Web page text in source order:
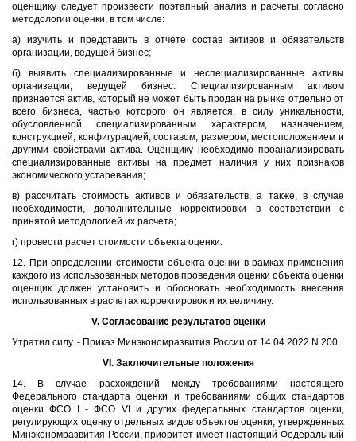
оценщику следует произвести поэтапный анализ и расчеты согласно
методологии оценки, в том числе:
а) изучить и представить в отчете состав активов и обязательств
организации, ведущей бизнес;
б) выявить специализированные и неспециализированные активы
организации, ведущей бизнес. Специализированным активом
признается актив, который не может быть продан на рынке отдельно от
всего бизнеса, частью которого он является, в силу уникальности,
обусловленной специализированным характером, назначением,
конструкцией, конфигурацией, составом, размером, местоположением и
другими свойствами актива. Оценщику необходимо проанализировать
специализированные активы на предмет наличия у них признаков
экономического устаревания;
в) рассчитать стоимость активов и обязательств, а также, в случае
необходимости, дополнительные корректировки в соответствии с
принятой методологией их расчета;
г) провести расчет стоимости объекта оценки.
12. При определении стоимости объекта оценки в рамках применения
каждого из использованных методов проведения оценки объекта оценки
оценщик должен установить и обосновать необходимость внесения
использованных в расчетах корректировок и их величину.
V. Согласование результатов оценки
Утратил силу. - Приказ Минэкономразвития России от 14.04.2022 N 200.
VI. Заключительные положения
14. В случае расхождений между требованиями настоящего
Федерального стандарта оценки и требованиями общих стандартов
оценки ФСО I - ФСО VI и других федеральных стандартов оценки,
регулирующих оценку отдельных видов объектов оценки, утвержденных
Минэкономразвития России, приоритет имеет настоящий Федеральный